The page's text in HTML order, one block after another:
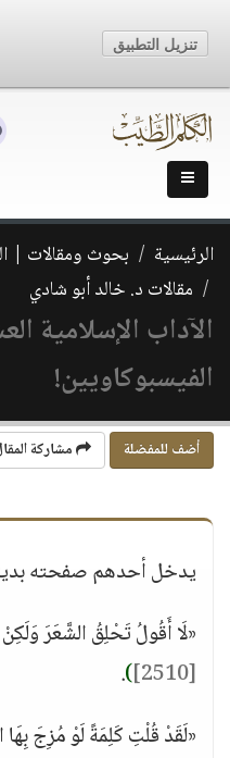
الرئيسية بحوث ومقالات |
مقالات د. خالد أبو شادي
الآداب الإسلامية
الفيسبوكاويين!
أضف للمفضلة مشاركة
يدخل أحدهم صفحته
«لَا أَقُولُ تَحْلِقُ الشَّعَرَ
[2510]
)
.
«لَقَدْ قُلْتِ كَلِمَةً لَوْ مُزِجَ بِهَا
تنزيل التطبيق